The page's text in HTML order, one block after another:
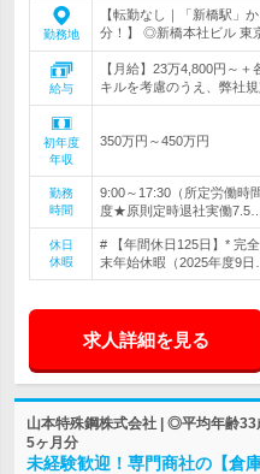
勤務地
【転勤なし｜「新橋駅」
分！】 ◎新橋本社ビル 東
給与
【月給】23万4,800円～
キルを考慮のうえ、弊社
初年度
年収
350万円～450万円
勤務
時間
9:00～17:30（所定労働時
度★原則定時退社実働7.5…
休日
休暇
# 【年間休日125日】* 完
末年始休暇（2025年度9日…
求人詳細を見る
山本特殊鋼株式会社 | ◎平均年齢
5ヶ月分
未経験歓迎！専門商社の【倉